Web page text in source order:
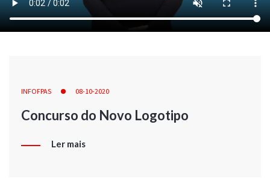
INFOFPAS 08-10-2020
Concurso do Novo Logotipo
Ler mais